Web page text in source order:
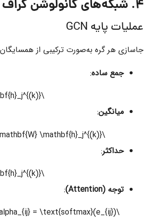
4. شبکه‌های کانولوشن گراف (GCN)
عملیات پایه GCN
جاسازی هر گره به‌صورت ترکیبی از
جمع ساده:
\mathbf{h}_i^{(k+1)} = \sum_{j \in \mathcal{N}(i) \cup \{i\}} \mathbf{W} \mathbf{h}_j^{(k)}
میانگین:
\mathbf{h}_i^{(k+1)} = \frac{1}{|\mathcal{N}(i) \cup \{i\}|} \sum_{j \in \mathcal{N}(i) \cup \{i\}} \mathbf{W} \mathbf{h}_j^{(k)}
حداکثر:
\mathbf{h}_i^{(k+1)} = \max_{j \in \mathcal{N}(i) \cup \{i\}} \mathbf{W} \mathbf{h}_j^{(k)}
توجه (Attention)
:
\mathbf{h}_i^{(k+1)} = \sum_{j \in \mathcal{N}(i)} \alpha_{ij} \mathbf{W} \mathbf{h}_j^{(k)}, \quad \alpha_{ij} = \text{softmax}(e_{ij})